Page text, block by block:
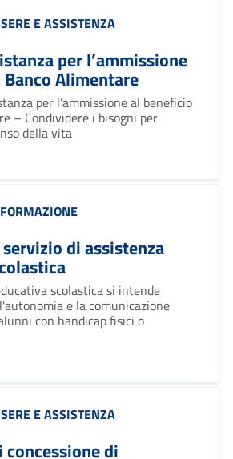
E ASSISTENZA
per l’ammissione
Alimentare
per l’ammissione al beneficio
– Condividere i bisogni per
della vita
di assistenza
scolastica si intende
e la comunicazione
con handicap fisici o
E ASSISTENZA
concessione di
smart_toy Come posso esserti utile?